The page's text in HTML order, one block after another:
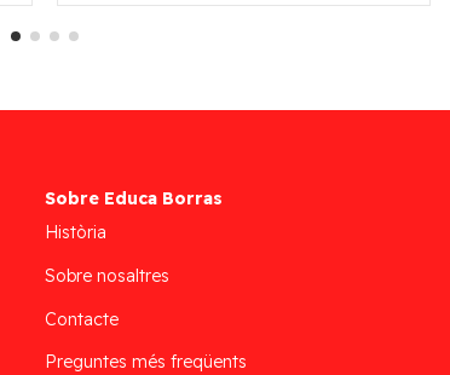
Sobre Educa Borras
Història
Sobre nosaltres
Contacte
Preguntes més freqüents